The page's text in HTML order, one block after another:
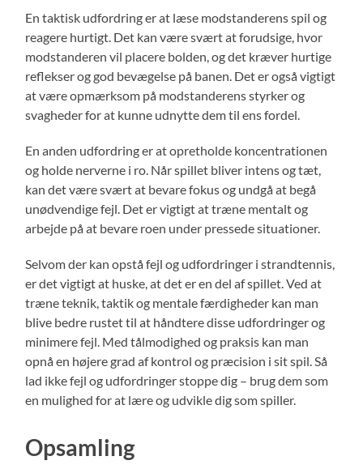
En taktisk udfordring er at læse modstanderens spil og
reagere hurtigt. Det kan være svært at forudsige, hvor
modstanderen vil placere bolden, og det kræver hurtige
reflekser og god bevægelse på banen. Det er også vigtigt
at være opmærksom på modstanderens styrker og
svagheder for at kunne udnytte dem til ens fordel.
En anden udfordring er at opretholde koncentrationen
og holde nerverne i ro. Når spillet bliver intens og tæt,
kan det være svært at bevare fokus og undgå at begå
unødvendige fejl. Det er vigtigt at træne mentalt og
arbejde på at bevare roen under pressede situationer.
Selvom der kan opstå fejl og udfordringer i strandtennis,
er det vigtigt at huske, at det er en del af spillet. Ved at
træne teknik, taktik og mentale færdigheder kan man
blive bedre rustet til at håndtere disse udfordringer og
minimere fejl. Med tålmodighed og praksis kan man
opnå en højere grad af kontrol og præcision i sit spil. Så
lad ikke fejl og udfordringer stoppe dig – brug dem som
en mulighed for at lære og udvikle dig som spiller.
Opsamling